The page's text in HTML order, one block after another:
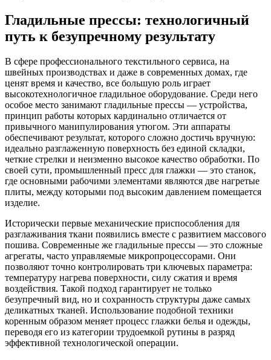
Гладильные прессы: технологичный
путь к безупречному результату
В сфере профессионального текстильного сервиса, на
швейных производствах и даже в современных домах, где
ценят время и качество, все большую роль играет
высокотехнологичное гладильное оборудование. Среди него
особое место занимают гладильные прессы — устройства,
принцип работы которых кардинально отличается от
привычного манипулирования утюгом. Эти аппараты
обеспечивают результат, которого сложно достичь вручную:
идеально разглаженную поверхность без единой складки,
четкие стрелки и неизменно высокое качество обработки. По
своей сути, промышленный пресс для глажки — это станок,
где основными рабочими элементами являются две нагретые
плиты, между которыми под высоким давлением помещается
изделие.
Исторически первые механические приспособления для
разглаживания ткани появились вместе с развитием массового
пошива. Современные же гладильные прессы — это сложные
агрегаты, часто управляемые микропроцессорами. Они
позволяют точно контролировать три ключевых параметра:
температуру нагрева поверхности, силу сжатия и время
воздействия. Такой подход гарантирует не только
безупречный вид, но и сохранность структуры даже самых
деликатных тканей. Использование подобной техники
коренным образом меняет процесс глажки белья и одежды,
переводя его из категории трудоемкой рутины в разряд
эффективной технологической операции.